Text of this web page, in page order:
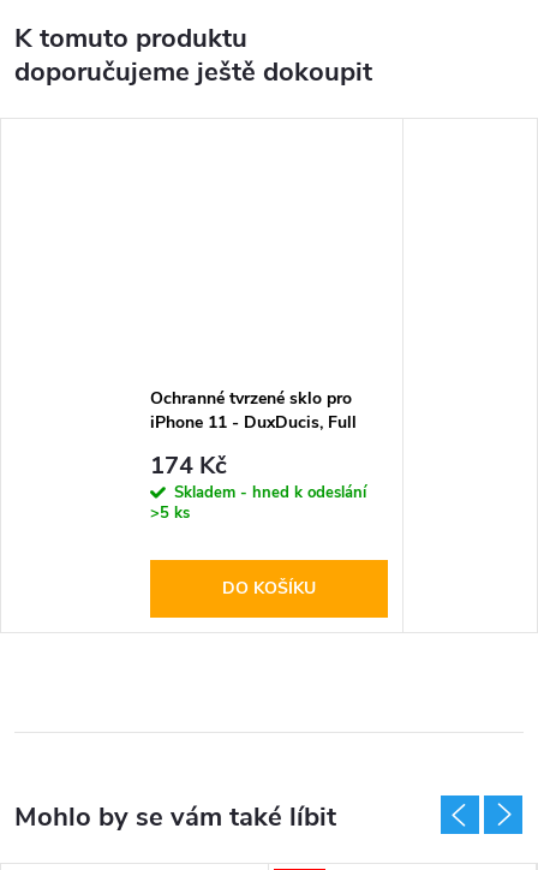
K tomuto produktu
doporučujeme ještě dokoupit
Ochranné tvrzené sklo pro
iPhone 11 - DuxDucis, Full
174 Kč
Skladem - hned k odeslání
>5 ks
DO KOŠÍKU